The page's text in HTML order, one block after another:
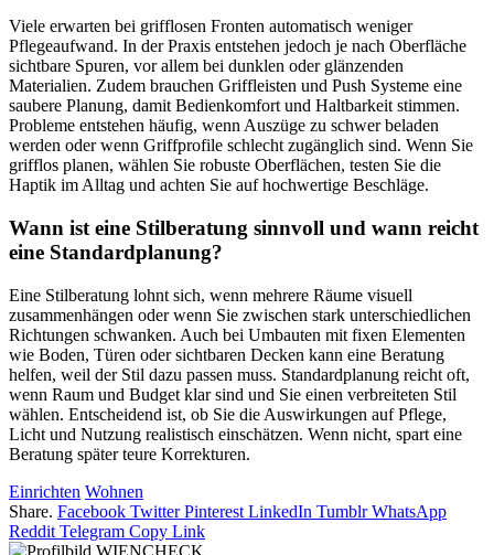
Viele erwarten bei grifflosen Fronten automatisch weniger
Pflegeaufwand. In der Praxis entstehen jedoch je nach Oberfläche
sichtbare Spuren, vor allem bei dunklen oder glänzenden
Materialien. Zudem brauchen Griffleisten und Push Systeme eine
saubere Planung, damit Bedienkomfort und Haltbarkeit stimmen.
Probleme entstehen häufig, wenn Auszüge zu schwer beladen
werden oder wenn Griffprofile schlecht zugänglich sind. Wenn Sie
grifflos planen, wählen Sie robuste Oberflächen, testen Sie die
Haptik im Alltag und achten Sie auf hochwertige Beschläge.
Wann ist eine Stilberatung sinnvoll und wann reicht
eine Standardplanung?
Eine Stilberatung lohnt sich, wenn mehrere Räume visuell
zusammenhängen oder wenn Sie zwischen stark unterschiedlichen
Richtungen schwanken. Auch bei Umbauten mit fixen Elementen
wie Boden, Türen oder sichtbaren Decken kann eine Beratung
helfen, weil der Stil dazu passen muss. Standardplanung reicht oft,
wenn Raum und Budget klar sind und Sie einen verbreiteten Stil
wählen. Entscheidend ist, ob Sie die Auswirkungen auf Pflege,
Licht und Nutzung realistisch einschätzen. Wenn nicht, spart eine
Beratung später teure Korrekturen.
Einrichten Wohnen
Share. Facebook Twitter Pinterest LinkedIn Tumblr WhatsApp
Reddit Telegram Copy Link